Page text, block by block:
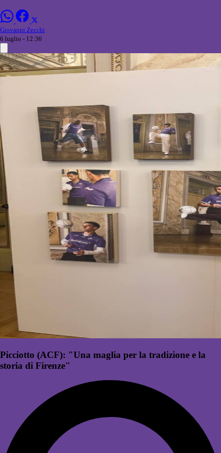
Giovanni Zecchi
6 luglio - 12:36
Picciotto (ACF): "Una maglia per la tradizione e la
storia di Firenze"